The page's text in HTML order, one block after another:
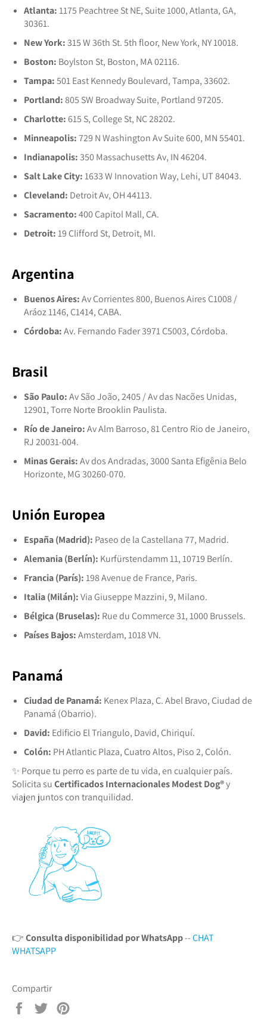
Atlanta:1175 Peachtree St NE, Suite 1000, Atlanta, GA,
30361.
New York:315 W 36th St. 5th floor, New York, NY 10018.
Boston: Boylston St, Boston, MA 02116.
Tampa:501 East Kennedy Boulevard, Tampa, 33602.
Portland:805 SW Broadway Suite, Portland 97205.
Charlotte:615 S, College St, NC 28202.
Minneapolis:729 N Washington Av Suite 600, MN 55401.
Indianapolis:350 Massachusetts Av, IN 46204.
Salt Lake City:1633 W Innovation Way, Lehi, UT 84043.
Cleveland: Detroit Av, OH 44113.
Sacramento:400 Capitol Mall, CA.
Detroit:19 Clifford St, Detroit, MI.
Argentina
Buenos Aires:Av Corrientes 800, Buenos Aires C1008 /
Aráoz 1146, C1414, CABA.
Córdoba:Av. Fernando Fader 3971 C5003, Córdoba.
Brasil
São Paulo:Av São João, 2405 / Av das Nacões Unidas,
12901, Torre Norte Brooklin Paulista.
Río de Janeiro:Av Alm Barroso, 81 Centro Rio de Janeiro,
RJ 20031-004.
Minas Gerais:Av dos Andradas, 3000 Santa Efigênia Belo
Horizonte, MG 30260-070.
Unión Europea
España (Madrid): Paseo de la Castellana 77, Madrid.
Alemania (Berlín): Kurfürstendamm 11, 10719 Berlín.
Francia (París):198 Avenue de France, Paris.
Italia (Milán):Via Giuseppe Mazzini, 9, Milano.
Bélgica (Bruselas): Rue du Commerce 31, 1000 Brussels.
Países Bajos:Amsterdam, 1018 VN.
Panamá
Ciudad de Panamá: Kenex Plaza, C. Abel Bravo, Ciudad de
Panamá (Obarrio).
David: Edificio El Triangulo, David, Chiriquí.
Colón: PH Atlantic Plaza, Cuatro Altos, Piso 2, Colón.
✨ Porque tu perro es parte de tu vida, en cualquier país.
Solicita suCertificados Internacionales Modest Dog®️y
viajen juntos con tranquilidad.
👉Consulta disponibilidad por WhatsApp--CHAT
WHATSAPP
Compartir
Compartir
Tuitear